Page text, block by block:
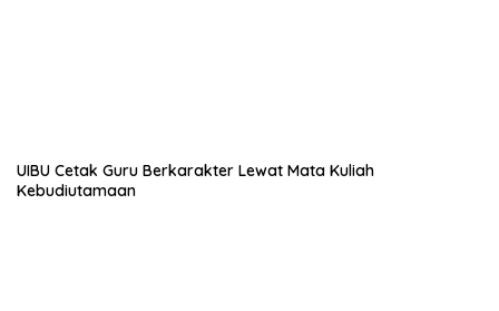
UIBU Cetak Guru Berkarakter Lewat Mata Kuliah
Kebudiutamaan